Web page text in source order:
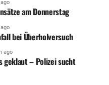
am Donnerstag
bei Überholversuch
ago
geklaut – Polizei sucht